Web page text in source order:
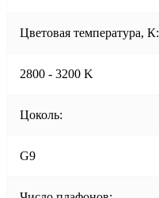
Цветовая температура, К:
2800 - 3200 K
Цоколь:
G9